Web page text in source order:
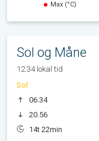
Max (°C)
Sol og Måne
12.34 lokal tid
Sol
06.34
20.56
14t 22min